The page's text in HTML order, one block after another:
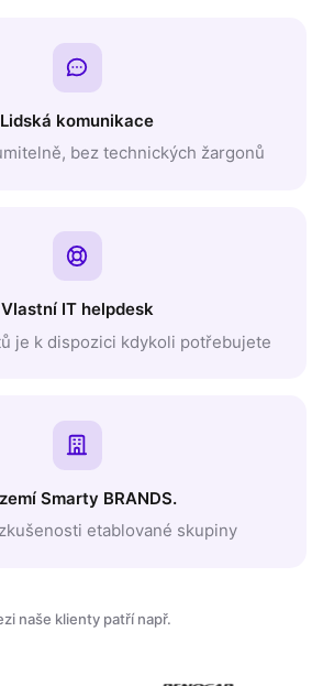
Lidská komunikace
bez technických žargonů
Vlastní IT helpdesk
je k dispozici kdykoli potřebujete
Smarty BRANDS.
etablované skupiny
naše klienty patří např.